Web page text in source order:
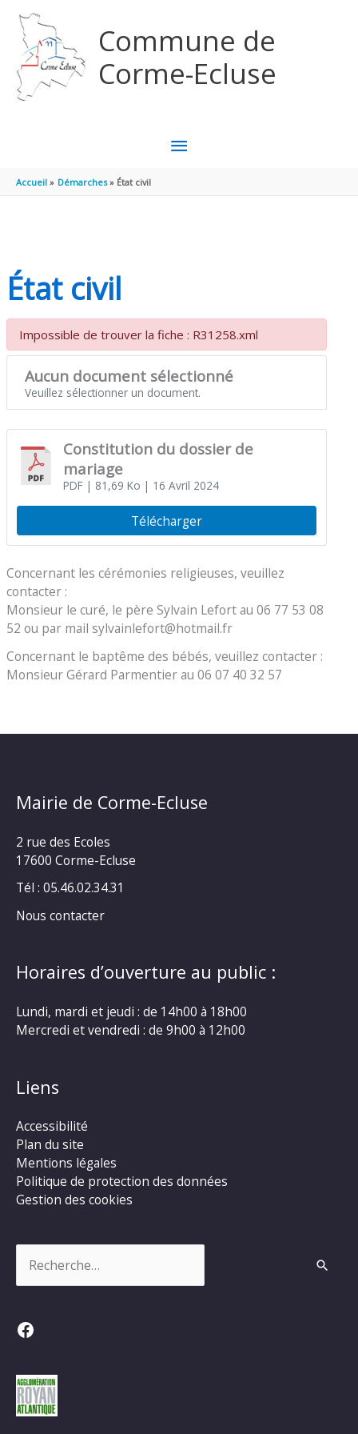
Commune de
Corme-Ecluse
MENU
Accueil Démarches État civil
État civil
Impossible de trouver la fiche : R31258.xml
Aucun document sélectionné
Veuillez sélectionner un document.
Constitution du dossier de
mariage
PDF| 81,69 Ko | 16 Avril 2024
Télécharger
Concernant les cérémonies religieuses, veuillez
contacter :
Monsieur le curé, le père Sylvain Lefort au 06 77 53 08
52 ou par mail sylvainlefort@hotmail.fr
Concernant le baptême des bébés, veuillez contacter :
Monsieur Gérard Parmentier au 06 07 40 32 57
Mairie de Corme-Ecluse
2 rue des Ecoles
17600 Corme-Ecluse
Tél : 05.46.02.34.31
Nous contacter
Horaires d’ouverture au public :
Lundi, mardi et jeudi : de 14h00 à 18h00
Mercredi et vendredi : de 9h00 à 12h00
Liens
Accessibilité
Plan du site
Mentions légales
Politique de protection des données
Gestion des cookies
Facebook